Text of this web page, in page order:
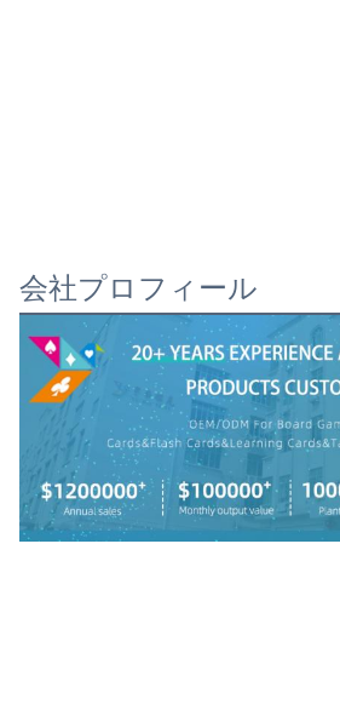
会社プロフィール